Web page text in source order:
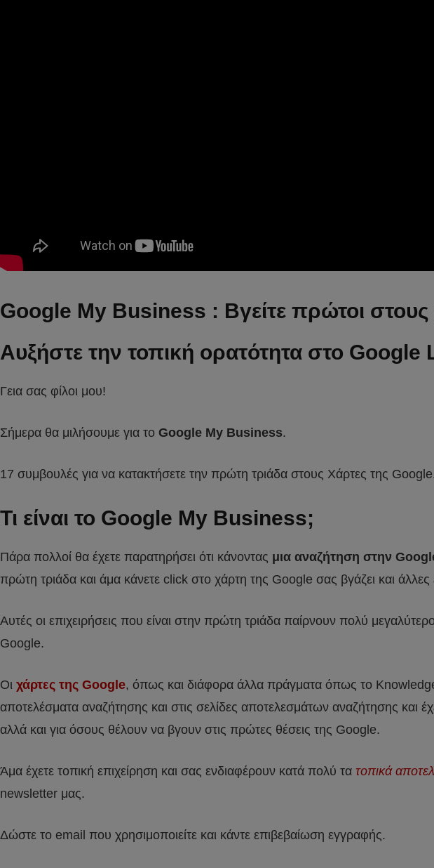
Google My Business : Βγείτε πρώτοι
Αυξήστε την τοπική ορατότητα στο
Γεια σας φίλοι μου!
Σήμερα θα μιλήσουμε για το Google My Business.
17 συμβουλές για να κατακτήσετε την πρώτη τριάδα στους Χάρτες της
Τι είναι το Google My Business;
Πάρα πολλοί θα έχετε παρατηρήσει ότι κάνοντας μια αναζήτηση στην
πρώτη τριάδα και άμα κάνετε click στο χάρτη της Google σας βγάζει και άλλες
Αυτές οι επιχειρήσεις που είναι στην πρώτη τριάδα παίρνουν πολύ
Google.
Οι χάρτες της Google, όπως και διάφορα άλλα πράγματα όπως το
αποτελέσματα αναζήτησης και στις σελίδες αποτελεσμάτων αναζήτησης και
αλλά και για όσους θέλουν να βγουν στις πρώτες θέσεις της Google.
Άμα έχετε τοπική επιχείρηση και σας ενδιαφέρουν κατά πολύ τα τοπικά
newsletter μας.
Δώστε το email που χρησιμοποιείτε και κάντε επιβεβαίωση εγγραφής.